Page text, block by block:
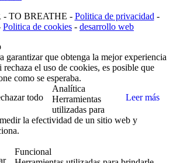
- TO BREATHE - Politica de privacidad -
Politica de cookies - desarrollo web
garantizar que obtenga la mejor experiencia
el uso de cookies, es posible que
como se esperaba.
todo Leer más
Analítica
Herramientas
utilizadas para
la efectividad de un sitio web y
Funcional